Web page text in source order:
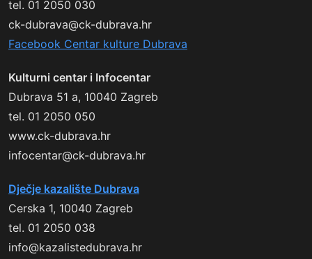
tel. 01 2050 030
ck-dubrava@ck-dubrava.hr
Facebook Centar kulture Dubrava
Kulturni centar i Infocentar
Dubrava 51 a, 10040 Zagreb
tel. 01 2050 050
www.ck-dubrava.hr
infocentar@ck-dubrava.hr
Dječje kazalište Dubrava
Cerska 1, 10040 Zagreb
tel. 01 2050 038
info@kazalistedubrava.hr